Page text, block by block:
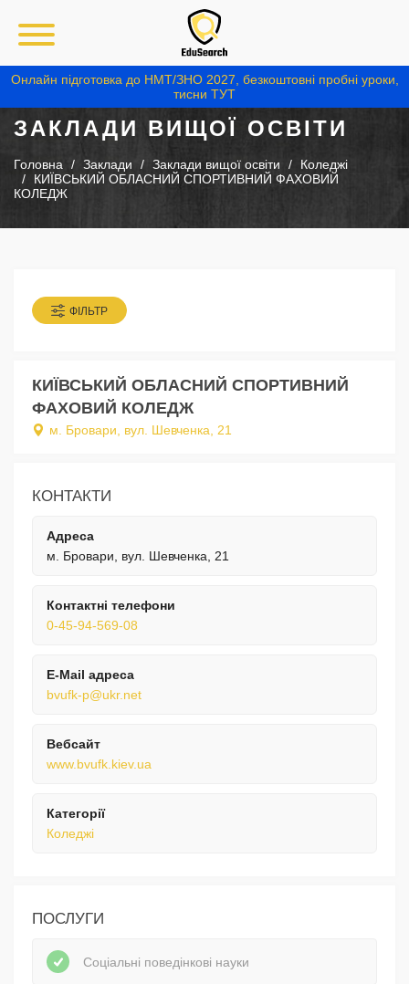
Онлайн підготовка до НМТ/ЗНО 2027, безкоштовні пробні уроки,
тисни ТУТ
ЗАКЛАДИ ВИЩОЇ ОСВІТИ
Головна Заклади Заклади вищої освіти
Коледжі
КИЇВСЬКИЙ ОБЛАСНИЙ СПОРТИВНИЙ ФАХОВИЙ
КОЛЕДЖ
ФІЛЬТР
КИЇВСЬКИЙ ОБЛАСНИЙ СПОРТИВНИЙ
ФАХОВИЙ КОЛЕДЖ
м. Бровари, вул. Шевченка, 21
КОНТАКТИ
Адреса
м. Бровари, вул. Шевченка, 21
Контактні телефони
0-45-94-569-08
E-Mail адреса
bvufk-p@ukr.net
Вебсайт
www.bvufk.kiev.ua
Категорії
Коледжі
ПОСЛУГИ
Соціальні поведінкові науки